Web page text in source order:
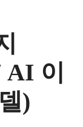
AI 이
)